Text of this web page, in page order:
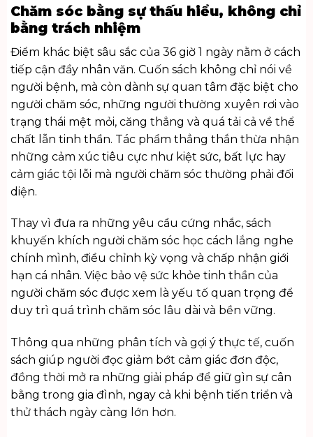
Chăm sóc bằng sự thấu hiểu, không chỉ
bằng trách nhiệm
Điểm khác biệt sâu sắc của 36 giờ 1 ngày nằm ở cách
tiếp cận đầy nhân văn. Cuốn sách không chỉ nói về
người bệnh, mà còn dành sự quan tâm đặc biệt cho
người chăm sóc, những người thường xuyên rơi vào
trạng thái mệt mỏi, căng thẳng và quá tải cả về thể
chất lẫn tinh thần. Tác phẩm thẳng thắn thừa nhận
những cảm xúc tiêu cực như kiệt sức, bất lực hay
cảm giác tội lỗi mà người chăm sóc thường phải đối
diện.
Thay vì đưa ra những yêu cầu cứng nhắc, sách
khuyến khích người chăm sóc học cách lắng nghe
chính mình, điều chỉnh kỳ vọng và chấp nhận giới
hạn cá nhân. Việc bảo vệ sức khỏe tinh thần của
người chăm sóc được xem là yếu tố quan trọng để
duy trì quá trình chăm sóc lâu dài và bền vững.
Thông qua những phân tích và gợi ý thực tế, cuốn
sách giúp người đọc giảm bớt cảm giác đơn độc,
đồng thời mở ra những giải pháp để giữ gìn sự cân
bằng trong gia đình, ngay cả khi bệnh tiến triển và
thử thách ngày càng lớn hơn.